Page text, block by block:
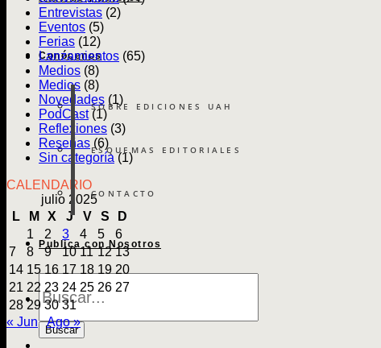
Conócenos
SOBRE EDICIONES UAH
ESQUEMAS EDITORIALES
CONTACTO
Publica con Nosotros
Búsqueda
de
Libros
Buscar
Entrevistas (2)
Eventos (5)
Ferias (12)
Lanzamientos (65)
Medios (8)
Medios (8)
Novedades (1)
PodCast(1)
Reflexiones (3)
Reseñas (6)
Sin categoría(1)
CALENDARIO
julio 2025
L
M X J V S
D
1
2 3 4 5
6
7
8 9 10 11 12 13
14 15 16 17 18 19 20
21 22 23 24 25 26 27
28 29 30 31
« Jun
Ago »